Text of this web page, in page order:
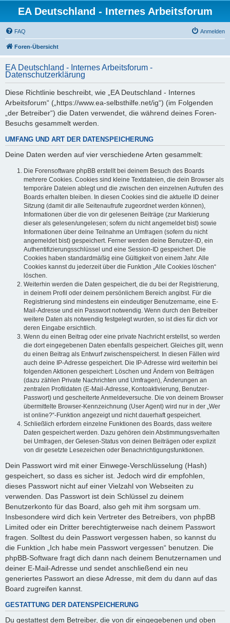
EA Deutschland - Internes Arbeitsforum
FAQ Anmelden
Foren-Übersicht
EA Deutschland - Internes Arbeitsforum -
Datenschutzerklärung
Diese Richtlinie beschreibt, wie „EA Deutschland - Internes
Arbeitsforum“ („https://www.ea-selbsthilfe.net/ig“) (im Folgenden
„der Betreiber“) die Daten verwendet, die während deines Foren-
Besuchs gesammelt werden.
UMFANG UND ART DER DATENSPEICHERUNG
Deine Daten werden auf vier verschiedene Arten gesammelt:
Die Forensoftware phpBB erstellt bei deinem Besuch des Boards
mehrere Cookies. Cookies sind kleine Textdateien, die dein Browser als
temporäre Dateien ablegt und die zwischen den einzelnen Aufrufen des
Boards erhalten bleiben. In diesen Cookies sind die aktuelle ID deiner
Sitzung (damit dir alle Seitenaufrufe zugeordnet werden können),
Informationen über die von dir gelesenen Beiträge (zur Markierung
dieser als gelesen/ungelesen; sofern du nicht angemeldet bist) sowie
Informationen über deine Teilnahme an Umfragen (sofern du nicht
angemeldet bist) gespeichert. Ferner werden deine Benutzer-ID, ein
Authentifizierungsschlüssel und eine Session-ID gespeichert. Die
Cookies haben standardmäßig eine Gültigkeit von einem Jahr. Alle
Cookies kannst du jederzeit über die Funktion „Alle Cookies löschen“
löschen.
Weiterhin werden die Daten gespeichert, die du bei der Registrierung,
in deinem Profil oder deinem persönlichem Bereich angibst. Für die
Registrierung sind mindestens ein eindeutiger Benutzername, eine E-
Mail-Adresse und ein Passwort notwendig. Wenn durch den Betreiber
weitere Daten als notwendig festgelegt wurden, so ist dies für dich vor
deren Eingabe ersichtlich.
Wenn du einen Beitrag oder eine private Nachricht erstellst, so werden
die dort eingegebenen Daten ebenfalls gespeichert. Gleiches gilt, wenn
du einen Beitrag als Entwurf zwischenspeicherst. In diesen Fällen wird
auch deine IP-Adresse gespeichert. Die IP-Adresse wird weiterhin bei
folgenden Aktionen gespeichert: Löschen und Ändern von Beiträgen
(dazu zählen Private Nachrichten und Umfragen), Änderungen an
zentralen Profildaten (E-Mail-Adresse, Kontoaktivierung, Benutzer-
Passwort) und gescheiterte Anmeldeversuche. Die von deinem Browser
übermittelte Browser-Kennzeichnung (User Agent) wird nur in der „Wer
ist online?“-Funktion angezeigt und nicht dauerhaft gespeichert.
Schließlich erfordern einzelne Funktionen des Boards, dass weitere
Daten gespeichert werden. Dazu gehören dein Abstimmungsverhalten
bei Umfragen, der Gelesen-Status von deinen Beiträgen oder explizit
von dir gesetzte Lesezeichen oder Benachrichtigungsfunktionen.
Dein Passwort wird mit einer Einwege-Verschlüsselung (Hash)
gespeichert, so dass es sicher ist. Jedoch wird dir empfohlen,
dieses Passwort nicht auf einer Vielzahl von Webseiten zu
verwenden. Das Passwort ist dein Schlüssel zu deinem
Benutzerkonto für das Board, also geh mit ihm sorgsam um.
Insbesondere wird dich kein Vertreter des Betreibers, von phpBB
Limited oder ein Dritter berechtigterweise nach deinem Passwort
fragen. Solltest du dein Passwort vergessen haben, so kannst du
die Funktion „Ich habe mein Passwort vergessen“ benutzen. Die
phpBB-Software fragt dich dann nach deinem Benutzernamen und
deiner E-Mail-Adresse und sendet anschließend ein neu
generiertes Passwort an diese Adresse, mit dem du dann auf das
Board zugreifen kannst.
GESTATTUNG DER DATENSPEICHERUNG
Du gestattest dem Betreiber, die von dir eingegebenen und oben